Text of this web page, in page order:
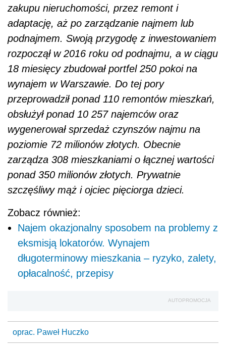
zakupu nieruchomości, przez remont i
adaptację, aż po zarządzanie najmem lub
podnajmem. Swoją przygodę z inwestowaniem
rozpoczął w 2016 roku od podnajmu, a w ciągu
18 miesięcy zbudował portfel 250 pokoi na
wynajem w Warszawie. Do tej pory
przeprowadził ponad 110 remontów mieszkań,
obsłużył ponad 10 257 najemców oraz
wygenerował sprzedaż czynszów najmu na
poziomie 72 milionów złotych. Obecnie
zarządza 308 mieszkaniami o łącznej wartości
ponad 350 milionów złotych. Prywatnie
szczęśliwy mąż i ojciec pięciorga dzieci.
Zobacz również:
Najem okazjonalny sposobem na problemy z
eksmisją lokatorów. Wynajem
długoterminowy mieszkania – ryzyko, zalety,
opłacalność, przepisy
AUTOPROMOCJA
oprac. Paweł Huczko